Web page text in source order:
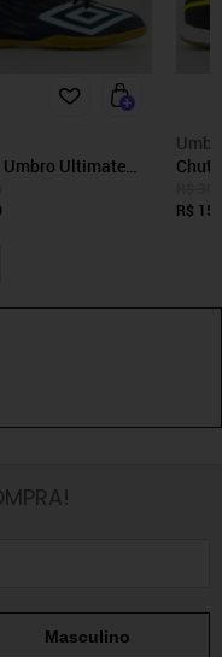
Umbro Ultimate
R$
Masculino